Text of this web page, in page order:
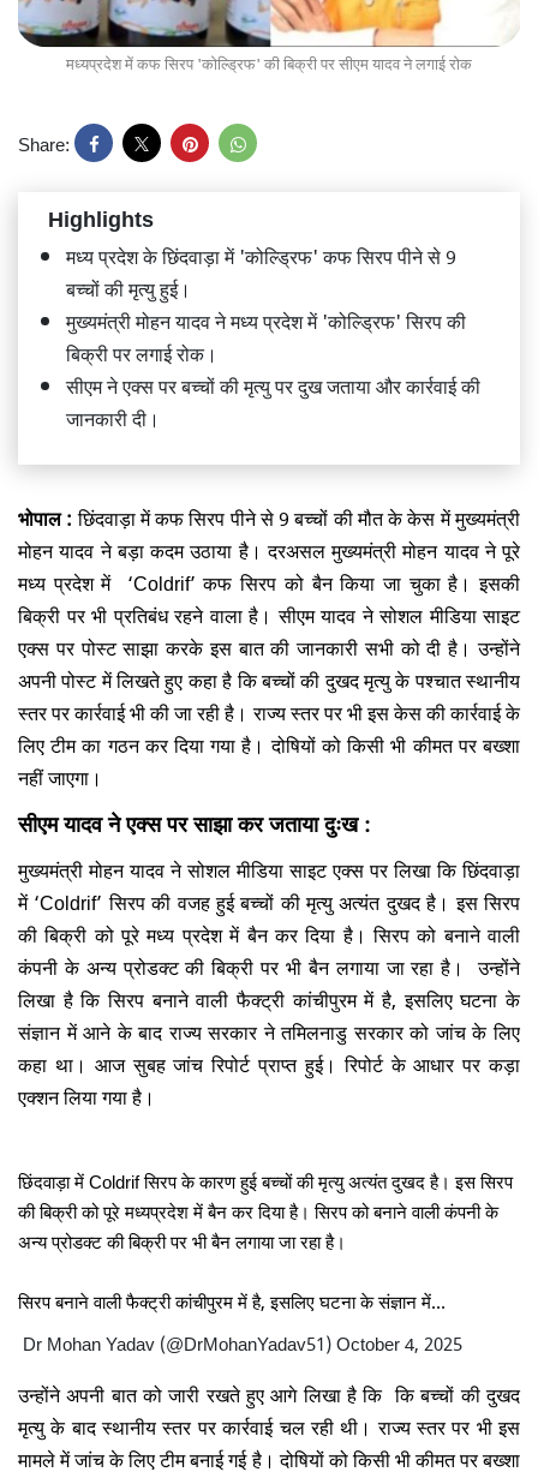
मध्यप्रदेश में कफ सिरप 'कोल्ड्रिफ' की बिक्री पर सीएम यादव ने लगाई रोक
Share:
Highlights
मध्य प्रदेश के छिंदवाड़ा में 'कोल्ड्रिफ' कफ सिरप पीने से 9
बच्चों की मृत्यु हुई।
मुख्यमंत्री मोहन यादव ने मध्य प्रदेश में 'कोल्ड्रिफ' सिरप की
बिक्री पर लगाई रोक।
सीएम ने एक्स पर बच्चों की मृत्यु पर दुख जताया और कार्रवाई की
जानकारी दी।
भोपाल :छिंदवाड़ा में कफ सिरप पीने से 9 बच्चों की मौत के केस में मुख्यमंत्री
मोहन यादव ने बड़ा कदम उठाया है। दरअसल मुख्यमंत्री मोहन यादव ने पूरे
मध्य प्रदेश में ‘Coldrif’ कफ सिरप को बैन किया जा चुका है। इसकी
बिक्री पर भी प्रतिबंध रहने वाला है। सीएम यादव ने सोशल मीडिया साइट
एक्स पर पोस्ट साझा करके इस बात की जानकारी सभी को दी है। उन्होंने
अपनी पोस्ट में लिखते हुए कहा है कि बच्चों की दुखद मृत्यु के पश्चात स्थानीय
स्तर पर कार्रवाई भी की जा रही है। राज्य स्तर पर भी इस केस की कार्रवाई के
लिए टीम का गठन कर दिया गया है। दोषियों को किसी भी कीमत पर बख्शा
नहीं जाएगा।
सीएम यादव ने एक्स पर साझा कर जताया दुःख :
मुख्यमंत्री मोहन यादव ने सोशल मीडिया साइट एक्स पर लिखा कि छिंदवाड़ा
में ‘Coldrif’ सिरप की वजह हुई बच्चों की मृत्यु अत्यंत दुखद है। इस सिरप
की बिक्री को पूरे मध्य प्रदेश में बैन कर दिया है। सिरप को बनाने वाली
कंपनी के अन्य प्रोडक्ट की बिक्री पर भी बैन लगाया जा रहा है। उन्होंने
लिखा है कि सिरप बनाने वाली फैक्ट्री कांचीपुरम में है, इसलिए घटना के
संज्ञान में आने के बाद राज्य सरकार ने तमिलनाडु सरकार को जांच के लिए
कहा था। आज सुबह जांच रिपोर्ट प्राप्त हुई। रिपोर्ट के आधार पर कड़ा
एक्शन लिया गया है।
छिंदवाड़ा में Coldrif सिरप के कारण हुई बच्चों की मृत्यु अत्यंत दुखद है। इस सिरप
की बिक्री को पूरे मध्यप्रदेश में बैन कर दिया है। सिरप को बनाने वाली कंपनी के
अन्य प्रोडक्ट की बिक्री पर भी बैन लगाया जा रहा है।
सिरप बनाने वाली फैक्ट्री कांचीपुरम में है, इसलिए घटना के संज्ञान में…
Dr Mohan Yadav (@DrMohanYadav51)October 4, 2025
उन्होंने अपनी बात को जारी रखते हुए आगे लिखा है कि कि बच्चों की दुखद
मृत्यु के बाद स्थानीय स्तर पर कार्रवाई चल रही थी। राज्य स्तर पर भी इस
मामले में जांच के लिए टीम बनाई गई है। दोषियों को किसी भी कीमत पर बख्शा